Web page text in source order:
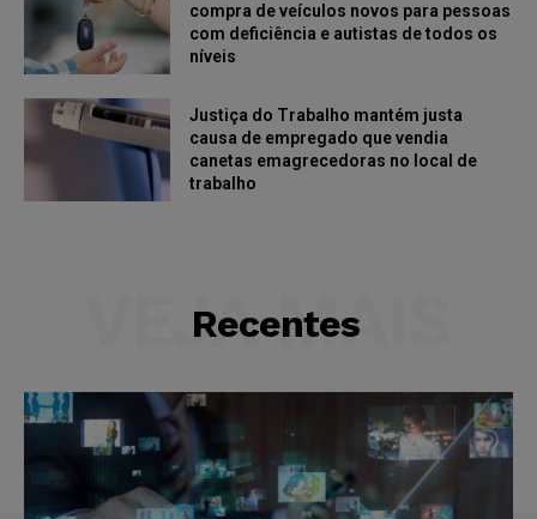
compra de veículos novos para pessoas
com deficiência e autistas de todos os
níveis
Justiça do Trabalho mantém justa
causa de empregado que vendia
canetas emagrecedoras no local de
trabalho
Recentes
VEJA MAIS